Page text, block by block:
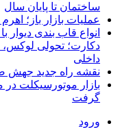
ساختمان تا پایان سال
عملیات بازار باز؛
انواع قاب بندی
دکارت؛ تحولی
داخلی
نقشه راه جدید جهش
بازار موتورسیکلت
گرفت
ورود